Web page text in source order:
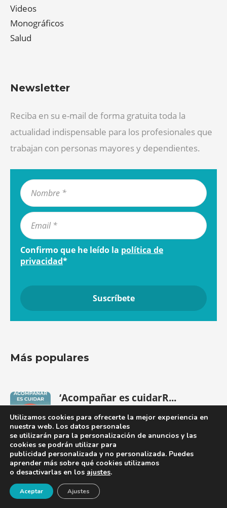
Videos
Monográficos
Salud
Newsletter
Reciba en su e-mail de forma gratuita toda la
actualidad indispensable para los profesionales que
trabajan con personas mayores y dependientes.
Confirmo que he leído la política de
privacidad*
Más populares
‘Acompañar es cuidarR...
Socie...
Nueva edición del ‘Manua...
La Sociedad Española de Geriatría y Gerontología
(SEGG)...
¡Newsletter!
Utilizamos cookies para ofrecerte la mejor experiencia en
nuestra web. Los datos personales
se utilizarán para la personalización de anuncios y las
cookies se podrán utilizar para
publicidad personalizada y no personalizada. Puedes
aprender más sobre qué cookies utilizamos
o desactivarlas en los ajustes.
Aceptar Ajustes